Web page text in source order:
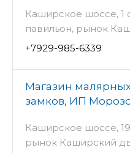
Каширское шоссе, 1
павильон, рынок
+7929-985-6339
Магазин
замков, ИП
Каширское шоссе,
рынок Каширский